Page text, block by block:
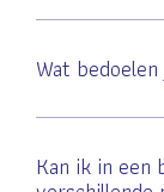
Wat
Kan ik in een